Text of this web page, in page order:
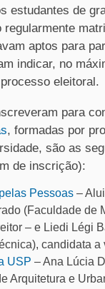
estudantes de
regularmente
aptos para
indicar, no
eleitoral.
para
, formadas por
são as
de inscrição):
Pessoas –
(Faculdade de
– e Liedi Légi
candidata a
USP – Ana Lúcia
Arquitetura e